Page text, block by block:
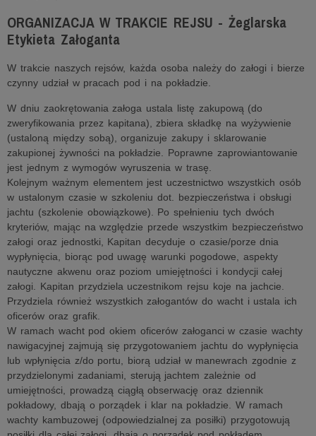
ORGANIZACJA W TRAKCIE REJSU - Żeglarska
Etykieta Załoganta
W trakcie naszych rejsów, każda osoba należy do załogi i bierze
czynny udział w pracach pod i na pokładzie.
W dniu zaokrętowania załoga ustala listę zakupową (do
zweryfikowania przez kapitana), zbiera składkę na wyżywienie
(ustaloną między sobą), organizuje zakupy i sklarowanie
zakupionej żywności na pokładzie. Poprawne zaprowiantowanie
jest jednym z wymogów wyruszenia w trasę.
Kolejnym ważnym elementem jest uczestnictwo wszystkich osób
w ustalonym czasie w szkoleniu dot. bezpieczeństwa i obsługi
jachtu (szkolenie obowiązkowe). Po spełnieniu tych dwóch
kryteriów, mając na względzie przede wszystkim bezpieczeństwo
załogi oraz jednostki, Kapitan decyduje o czasie/porze dnia
wypłynięcia, biorąc pod uwagę warunki pogodowe, aspekty
nautyczne akwenu oraz poziom umiejętności i kondycji całej
załogi. Kapitan przydziela uczestnikom rejsu koje na jachcie.
Przydziela również wszystkich załogantów do wacht i ustala ich
oficerów oraz grafik.
W ramach wacht pod okiem oficerów załoganci w czasie wachty
nawigacyjnej zajmują się przygotowaniem jachtu do wypłynięcia
lub wpłynięcia z/do portu, biorą udział w manewrach zgodnie z
przydzielonymi zadaniami, sterują jachtem zależnie od
umiejętności, prowadzą ciągłą obserwację oraz dziennik
pokładowy, dbają o porządek i klar na pokładzie. W ramach
wachty kambuzowej (odpowiedzialnej za posiłki) przygotowują